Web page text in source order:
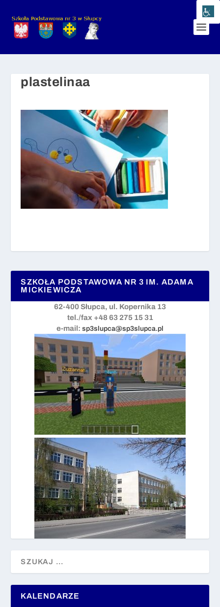
plastelinaa
SZKOŁA PODSTAWOWA NR 3 IM. ADAMA
MICKIEWICZA
62-400 Słupca, ul. Kopernika 13
tel./fax +48 63 275 15 31
e-mail: sp3slupca@sp3slupca.pl
KALENDARZE